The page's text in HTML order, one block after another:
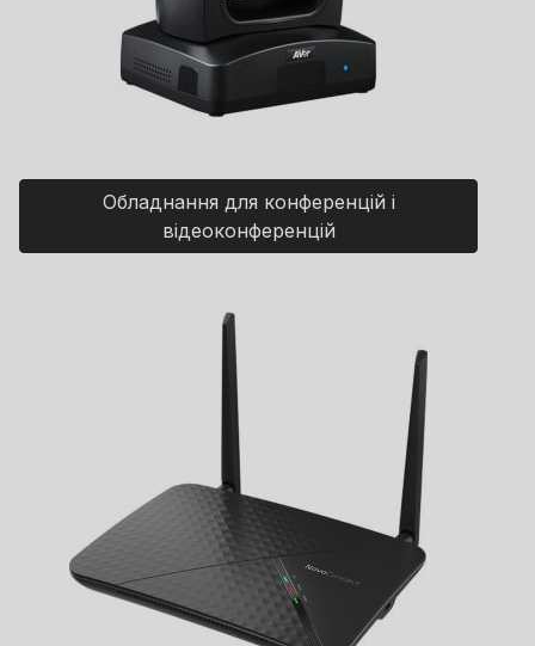
Обладнання для конференцій і
відеоконференцій